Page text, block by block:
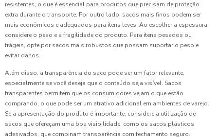
resistentes, o que é essencial para produtos que precisam de proteção
extra durante o transporte. Por outro lado, sacos mais finos podem ser
mais econômicos e adequados para itens leves. Ao escolher a espessura,
considere o peso e a fragilidade do produto. Para itens pesados ou
frágeis, opte por sacos mais robustos que possam suportar o peso e
evitar danos.
Além disso, a transparência do saco pode ser um fator relevante,
especialmente se você deseja que o conteúdo seja visível. Sacos
transparentes permitem que os consumidores vejam o que estão
comprando, o que pode ser um atrativo adicional em ambientes de varejo.
Se a apresentação do produto é importante, considere a utilização de
sacos que ofereçam uma boa visibilidade, como os sacos plásticos
adesivados, que combinam transparência com fechamento seguro.